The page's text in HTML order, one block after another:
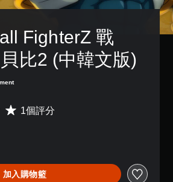
FighterZ 戰
比2 (中韓文版)
1個評分
加入購物籃